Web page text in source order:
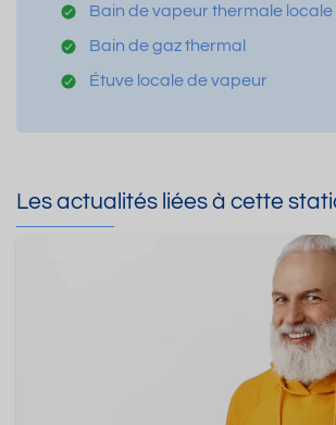
Bain de vapeur thermale locale
Bain de gaz thermal
Étuve locale de vapeur
Les actualités liées à cette